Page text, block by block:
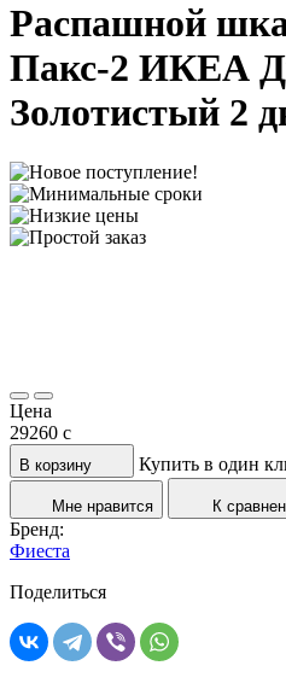
Распашной
Пакс-2 ИКЕА
Золотистый 2
Цена
29260 c
В корзину Купить в один
Мне нравится К
Бренд:
Фиеста
Поделиться